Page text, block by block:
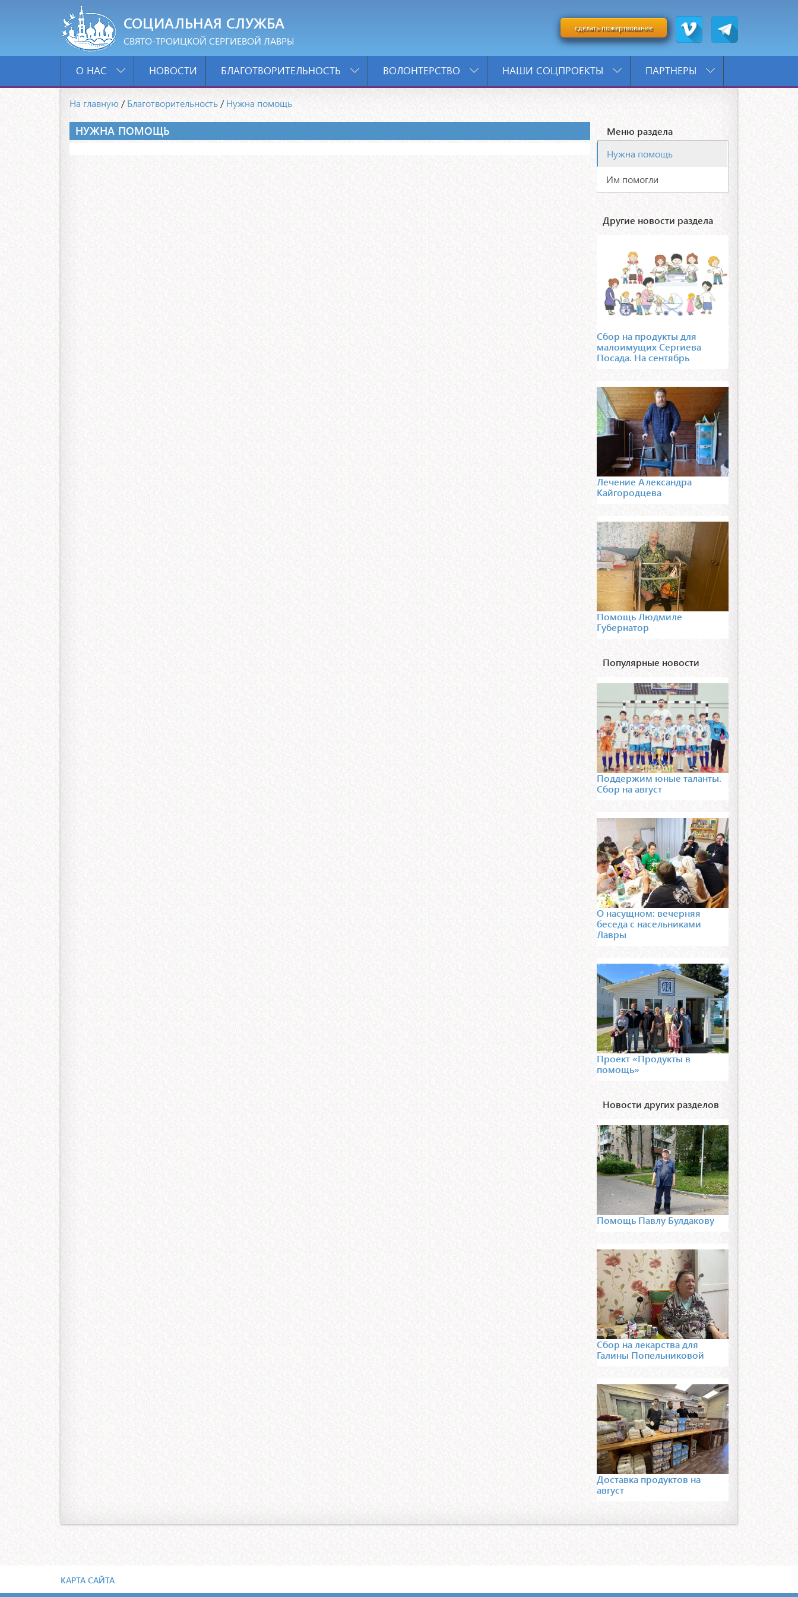
СОЦИАЛЬНАЯ СЛУЖБА
СВЯТО-ТРОИЦКОЙ СЕРГИЕВОЙ ЛАВРЫ
сделать пожертвование
О НАС НОВОСТИ БЛАГОТВОРИТЕЛЬНОСТЬ ВОЛОНТЕРСТВО НАШИ СОЦПРОЕКТЫ ПАРТНЕРЫ
На главную /Благотворительность /Нужна помощь
НУЖНА ПОМОЩЬ
Меню раздела
Нужна помощь
Им помогли
Другие новости раздела
Сбор на продукты для
малоимущих Сергиева
Посада. На сентябрь
Лечение Александра
Кайгородцева
Помощь Людмиле
Губернатор
Популярные новости
Поддержим юные таланты.
Сбор на август
О насущном: вечерняя
беседа с насельниками
Лавры
Проект «Продукты в
помощь»
Новости других разделов
Помощь Павлу Булдакову
Сбор на лекарства для
Галины Попельниковой
Доставка продуктов на
август
КАРТА САЙТА